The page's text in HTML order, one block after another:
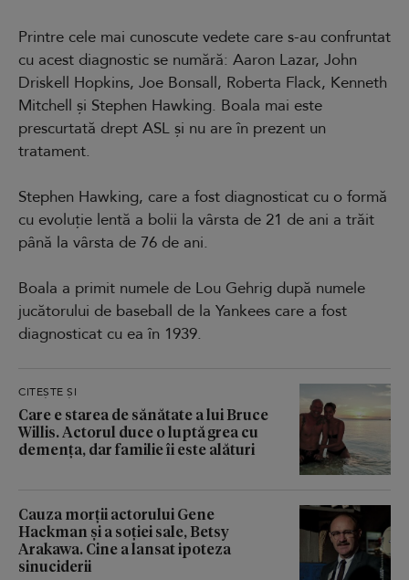
Printre cele mai cunoscute vedete care s-au confruntat
cu acest diagnostic se numără: Aaron Lazar, John
Driskell Hopkins, Joe Bonsall, Roberta Flack, Kenneth
Mitchell și Stephen Hawking. Boala mai este
prescurtată drept ASL și nu are în prezent un
tratament.
Stephen Hawking, care a fost diagnosticat cu o formă
cu evoluție lentă a bolii la vârsta de 21 de ani a trăit
până la vârsta de 76 de ani.
Boala a primit numele de Lou Gehrig după numele
jucătorului de baseball de la Yankees care a fost
diagnosticat cu ea în 1939.
CITEȘTE ȘI
Care e starea de sănătate a lui Bruce
Willis. Actorul duce o luptă grea cu
demența, dar familie îi este alături
Cauza morții actorului Gene
Hackman și a soției sale, Betsy
Arakawa. Cine a lansat ipoteza
sinuciderii